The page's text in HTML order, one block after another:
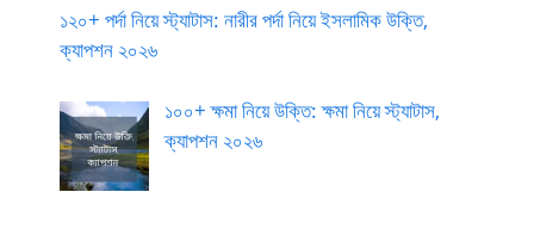
১২০+ পর্দা নিয়ে স্ট্যাটাস: নারীর পর্দা নিয়ে ইসলামিক উক্তি,
ক্যাপশন ২০২৬
১০০+ ক্ষমা নিয়ে উক্তি: ক্ষমা নিয়ে স্ট্যাটাস,
ক্যাপশন ২০২৬